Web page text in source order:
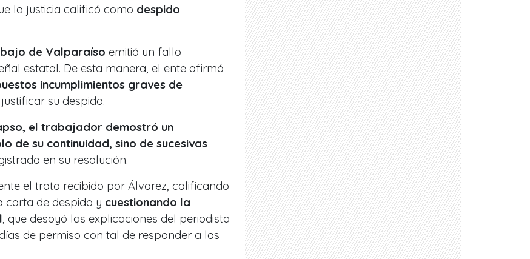
la justicia calificó como despido
de Valparaíso emitió un fallo
estatal. De esta manera, el ente afirmó
incumplimientos graves de
su despido.
el trabajador demostró un
de su continuidad, sino de sucesivas
en su resolución.
el trato recibido por Álvarez, calificando
carta de despido y cuestionando la
, que desoyó las explicaciones del periodista
de permiso con tal de responder a las